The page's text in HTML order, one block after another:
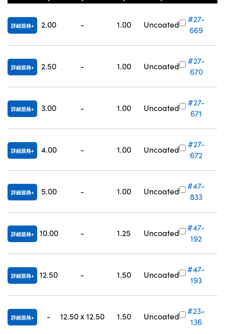
詳細規格 2.00 - 1.00 Uncoated
#27-
669
詳細規格 2.50 - 1.00 Uncoated
#27-
670
詳細規格 3.00 - 1.00 Uncoated
#27-
671
詳細規格 4.00 - 1.00 Uncoated
#27-
672
詳細規格 5.00 - 1.00 Uncoated
#47-
833
詳細規格 10.00 - 1.25 Uncoated
#47-
192
詳細規格 12.50 - 1.50 Uncoated
#47-
193
詳細規格 - 12.50 x 12.50 1.50 Uncoated
#23-
136